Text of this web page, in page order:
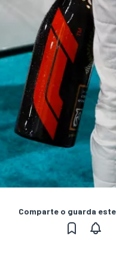
Comparte o guarda